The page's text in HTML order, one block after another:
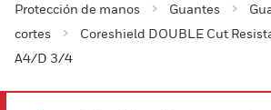
Protección de manos
Guantes
cortes
Coreshield DOUBLE Cut
A4/D 3/4